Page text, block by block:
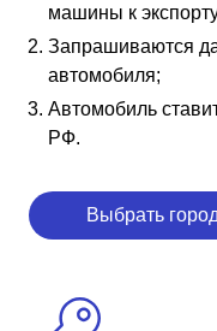
машины к
Запрашиваются
автомобиля;
Автомобиль
РФ.
Выбрать